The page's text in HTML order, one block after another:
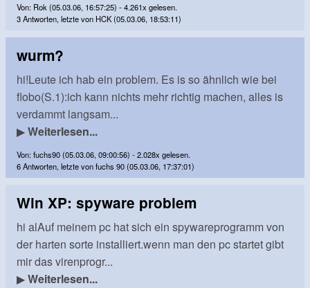
Von: Rok (05.03.06, 16:57:25) - 4.261x gelesen.
3 Antworten, letzte von HCK (05.03.06, 18:53:11)
wurm?
hi!Leute ich hab ein problem. Es is so ähnlich wie bei
flobo(S.1):ich kann nichts mehr richtig machen, alles is
verdammt langsam...
▶Weiterlesen...
Von: fuchs90 (05.03.06, 09:00:56) - 2.028x gelesen.
6 Antworten, letzte von fuchs 90 (05.03.06, 17:37:01)
Win XP: spyware problem
hi alAuf meinem pc hat sich ein spywareprogramm von
der harten sorte installiert.wenn man den pc startet gibt
mir das virenprogr...
▶Weiterlesen...